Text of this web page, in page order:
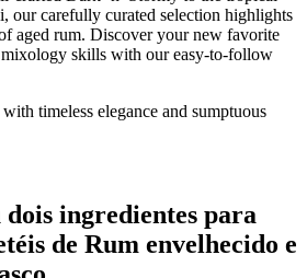
our carefully curated selection highlights
aged rum. Discover your new favorite
skills with our easy-to-follow
timeless elegance and sumptuous
ingredientes para
de Rum envelhecido e